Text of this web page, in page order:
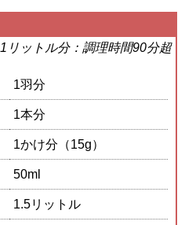
1リットル分：調理時間90分超
1羽分
1本分
1かけ分（15g）
50ml
1.5リットル